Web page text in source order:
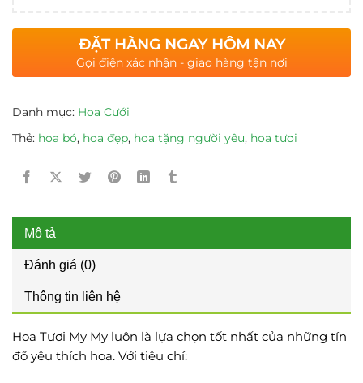
ĐẶT HÀNG NGAY HÔM NAY
Gọi điện xác nhận - giao hàng tận nơi
Danh mục: Hoa Cưới
Thẻ: hoa bó, hoa đẹp, hoa tặng người yêu, hoa tươi
Mô tả
Đánh giá (0)
Thông tin liên hệ
Hoa Tươi My My luôn là lựa chọn tốt nhất của những tín
đồ yêu thích hoa. Với tiêu chí: